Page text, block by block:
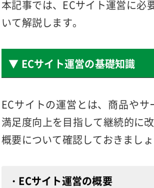
ECサイトを継続的に成長させる
とで顧客の信頼を得ることが大切
本記事では、ECサイト運営に
いて解説します。
▼ ECサイト運営の基礎知識
満足度向上を目指して継続的に